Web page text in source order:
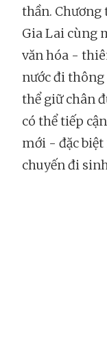
thần.
Gia Lai cùng
văn hóa -
nước đi
thể giữ chân
có thể tiếp
mới - đặc
chuyến đi